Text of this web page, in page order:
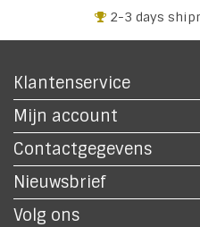
2-3 days
Klantenservice
Mijn account
Contactgegevens
Nieuwsbrief
Volg ons